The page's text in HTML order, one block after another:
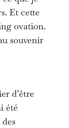
Et cette
ovation.
souvenir
d’être
été